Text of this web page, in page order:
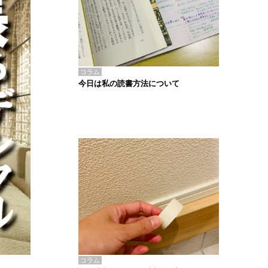
コラム
今日は私の読書方法について
コラム